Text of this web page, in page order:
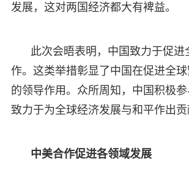
发展，这对两国经济都大有裨益。
此次会晤表明，中国致力于促进
作。这类举措彰显了中国在促进全
的领导作用。众所周知，中国积极参
致力于为全球经济发展与和平作出贡
中美合作促进各领域发展